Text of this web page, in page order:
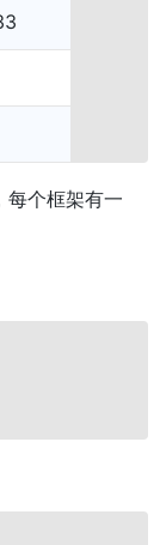
个框架有一